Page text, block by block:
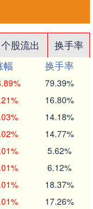
个股流出
换手率
幅
换手率
79.39%
16.80%
14.18%
14.77%
5.62%
6.12%
18.37%
17.26%